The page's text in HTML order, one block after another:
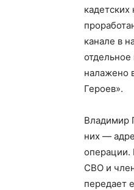
канале в
налажено
Героев».
Владимир
них —
операции.
СВО и
передает